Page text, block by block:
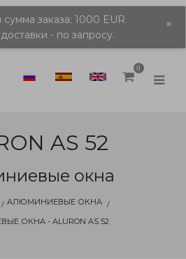
заказа: 1000 EUR.
- по запросу.
×
0
AS 52
окна
АЛЮМИНИЕВЫЕ ОКНА
ОКНА - ALURON AS 52